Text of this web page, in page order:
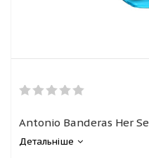
Antonio Banderas Her
Детальніше